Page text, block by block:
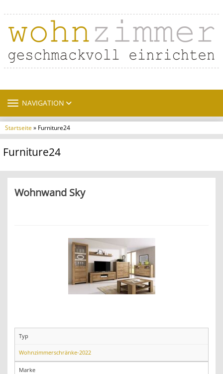
TOGGLE NAVIGATION
NAVIGATION
Startseite» Furniture24
Furniture24
Wohnwand Sky
Typ
Wohnzimmerschränke-2022
Marke